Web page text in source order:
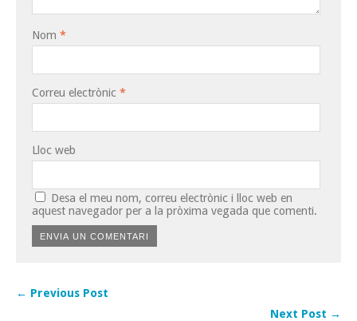
Nom *
Correu electrònic *
Lloc web
Desa el meu nom, correu electrònic i lloc web en
aquest navegador per a la pròxima vegada que comenti.
← Previous Post
Next Post →